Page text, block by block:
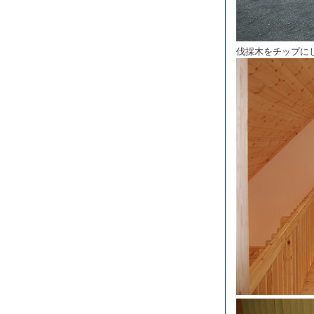
伐採木をチップに